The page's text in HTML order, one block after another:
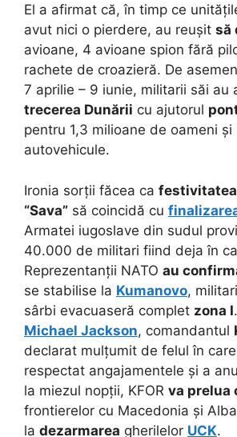
El a afirmat că, în timp ce
avut nici o pierdere, au reușit să
avioane, 4 avioane spion fără
rachete de croazieră. De
7 aprilie – 9 iunie, militarii săi au
trecerea Dunării cu ajutorul
pentru 1,3 milioane de oameni
autovehicule.
Ironia sorții făcea ca festivitatea
“Sava” să coincidă cu
Armatei iugoslave din sudul
40.000 de militari fiind deja în
Reprezentanții NATO au
se stabilise la Kumanovo,
sârbi evacuaseră complet zona I.
Michael Jackson, comandantul
declarat mulțumit de felul în care
respectat angajamentele și a
la miezul nopții, KFOR va prelua
frontierelor cu Macedonia și
la dezarmarea gherilelor UCK.